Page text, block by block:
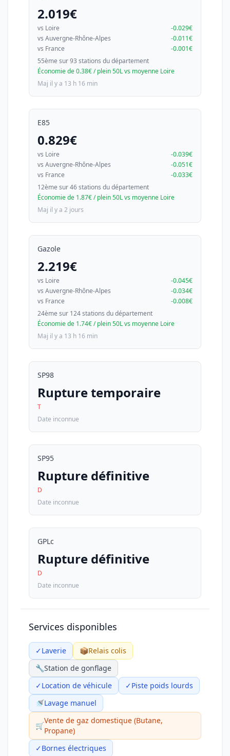
2.019€
vs Loire
-0.029€
vs Auvergne-Rhône-Alpes
-0.011€
vs France
-0.001€
55ème sur 93 stations du département
Économie de 0.38€ / plein 50L vs moyenne Loire
Maj il y a 13 h 16 min
E85
0.829€
vs Loire
-0.039€
vs Auvergne-Rhône-Alpes
-0.051€
vs France
-0.033€
12ème sur 46 stations du département
Économie de 1.87€ / plein 50L vs moyenne Loire
Maj il y a 2 jours
Gazole
2.219€
vs Loire
-0.045€
vs Auvergne-Rhône-Alpes
-0.034€
vs France
-0.008€
24ème sur 124 stations du département
Économie de 1.74€ / plein 50L vs moyenne Loire
Maj il y a 13 h 16 min
SP98
Rupture temporaire
T
Date inconnue
SP95
Rupture définitive
D
Date inconnue
GPLc
Rupture définitive
D
Date inconnue
Services disponibles
✓Laverie 📦Relais colis
🔧Station de gonflage
✓Location de véhicule ✓Piste poids lourds
🚿Lavage manuel
🛒
Vente de gaz domestique (Butane,
Propane)
✓Bornes électriques